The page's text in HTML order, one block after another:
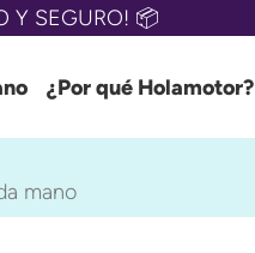
Y SEGURO! 📦
¿Por qué Holamotor?
mano